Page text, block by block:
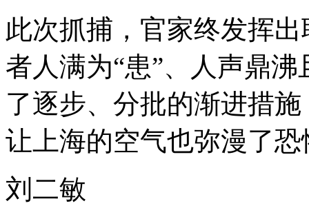
此次抓捕，官家终发挥
者人满为“患”、人声鼎
了逐步、分批的渐进措
让上海的空气也弥漫了
刘二敏